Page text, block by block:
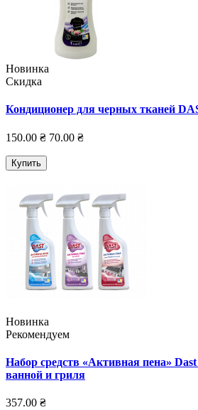
Новинка
Скидка
Кондиционер для черных тканей
150.00 ₴ 70.00 ₴
Купить
Новинка
Рекомендуем
Набор средств «Активная пена»
ванной и гриля
357.00 ₴